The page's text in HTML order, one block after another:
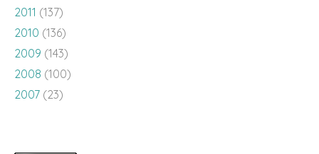
2011 (137)
2010 (136)
2009 (143)
2008 (100)
2007 (23)